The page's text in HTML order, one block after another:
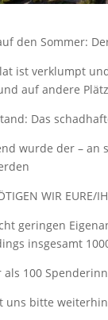
den Sommer:
ist verklumpt
auf andere
Das
wurde der – an
WIR EURE/
geringen
insgesamt
als 100
uns bitte